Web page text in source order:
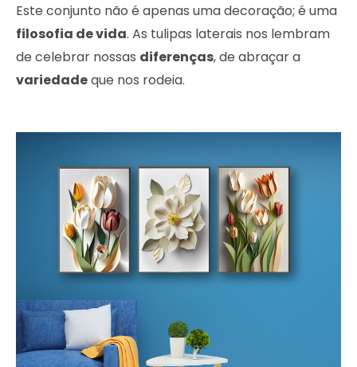
Este conjunto não é apenas uma decoração; é uma
filosofia de vida. As tulipas laterais nos lembram
de celebrar nossas diferenças, de abraçar a
variedadeque nos rodeia.